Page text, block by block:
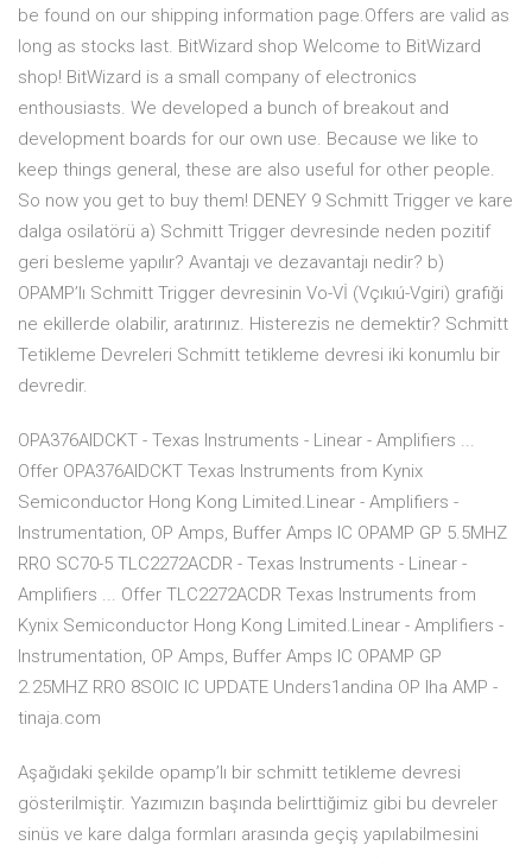
be found on our shipping information page.Offers are valid as
long as stocks last. BitWizard shop Welcome to BitWizard
shop! BitWizard is a small company of electronics
enthousiasts. We developed a bunch of breakout and
development boards for our own use. Because we like to
keep things general, these are also useful for other people.
So now you get to buy them! DENEY 9 Schmitt Trigger ve kare
dalga osilatörü a) Schmitt Trigger devresinde neden pozitif
geri besleme yapılır? Avantajı ve dezavantajı nedir? b)
OPAMP’lı Schmitt Trigger devresinin Vo-Vİ (Vçıkıú-Vgiri) grafiği
ne ekillerde olabilir, aratırınız. Histerezis ne demektir? Schmitt
Tetikleme Devreleri Schmitt tetikleme devresi iki konumlu bir
devredir.
OPA376AIDCKT - Texas Instruments - Linear - Amplifiers ...
Offer OPA376AIDCKT Texas Instruments from Kynix
Semiconductor Hong Kong Limited.Linear - Amplifiers -
Instrumentation, OP Amps, Buffer Amps IC OPAMP GP 5.5MHZ
RRO SC70-5 TLC2272ACDR - Texas Instruments - Linear -
Amplifiers ... Offer TLC2272ACDR Texas Instruments from
Kynix Semiconductor Hong Kong Limited.Linear - Amplifiers -
Instrumentation, OP Amps, Buffer Amps IC OPAMP GP
2.25MHZ RRO 8SOIC IC UPDATE Unders1andina OP Iha AMP -
tinaja.com
Aşağıdaki şekilde opamp’lı bir schmitt tetikleme devresi
gösterilmiştir. Yazımızın başında belirttiğimiz gibi bu devreler
sinüs ve kare dalga formları arasında geçiş yapılabilmesini